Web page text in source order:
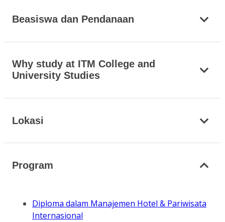
Beasiswa dan Pendanaan
Why study at ITM College and
University Studies
Lokasi
Program
Diploma dalam Manajemen Hotel & Pariwisata
Internasional